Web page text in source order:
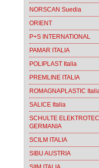
NORSCAN Suedia
ORIENT
P+S INTERNATIONAL
PAMAR ITALIA
POLIPLAST Italia
PREMLINE ITALIA
ROMAGNAPLASTIC
SALICE Italia
SCHULTE
GERMANIA
SCILM ITALIA
SIBU AUSTRIA